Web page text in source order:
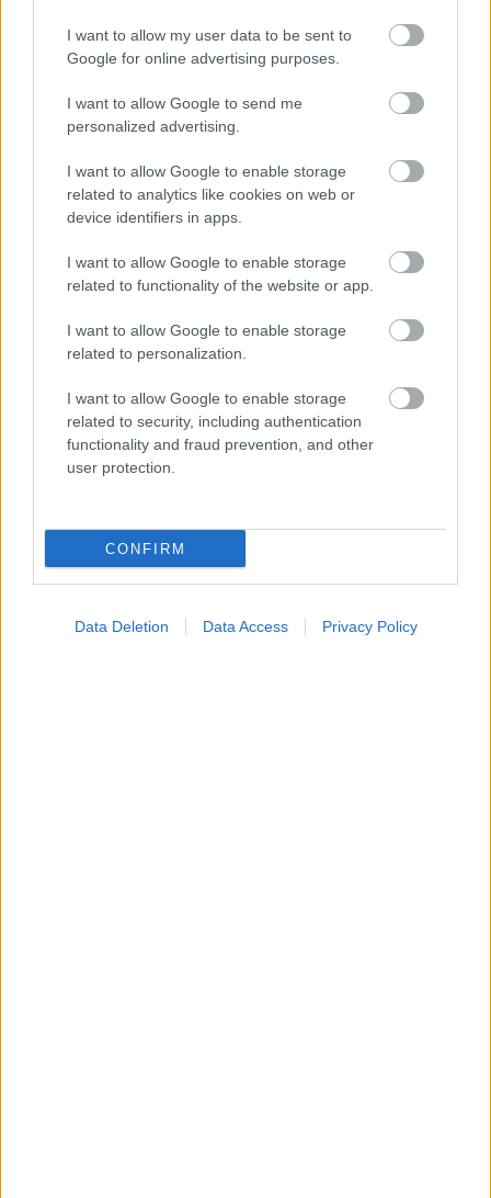
I want to allow my user data to be sent to
Google for online advertising purposes.
I want to allow Google to send me
personalized advertising.
I want to allow Google to enable storage
related to analytics like cookies on web or
device identifiers in apps.
I want to allow Google to enable storage
related to functionality of the website or app.
I want to allow Google to enable storage
related to personalization.
I want to allow Google to enable storage
related to security, including authentication
functionality and fraud prevention, and other
user protection.
CONFIRM
Data Deletion Data Access Privacy Policy